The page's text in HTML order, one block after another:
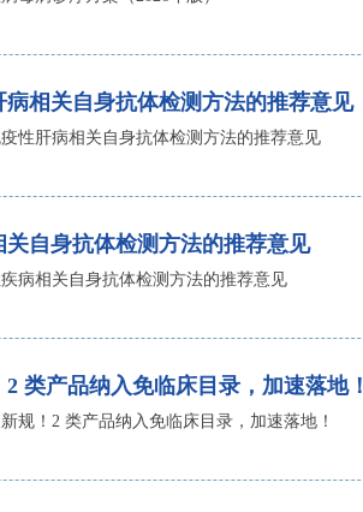
病相关自身抗体检测方法的推荐意见
性肝病相关自身抗体检测方法的推荐意见
关自身抗体检测方法的推荐意见
病相关自身抗体检测方法的推荐意见
类产品纳入免临床目录，加速落地！
规！2 类产品纳入免临床目录，加速落地！